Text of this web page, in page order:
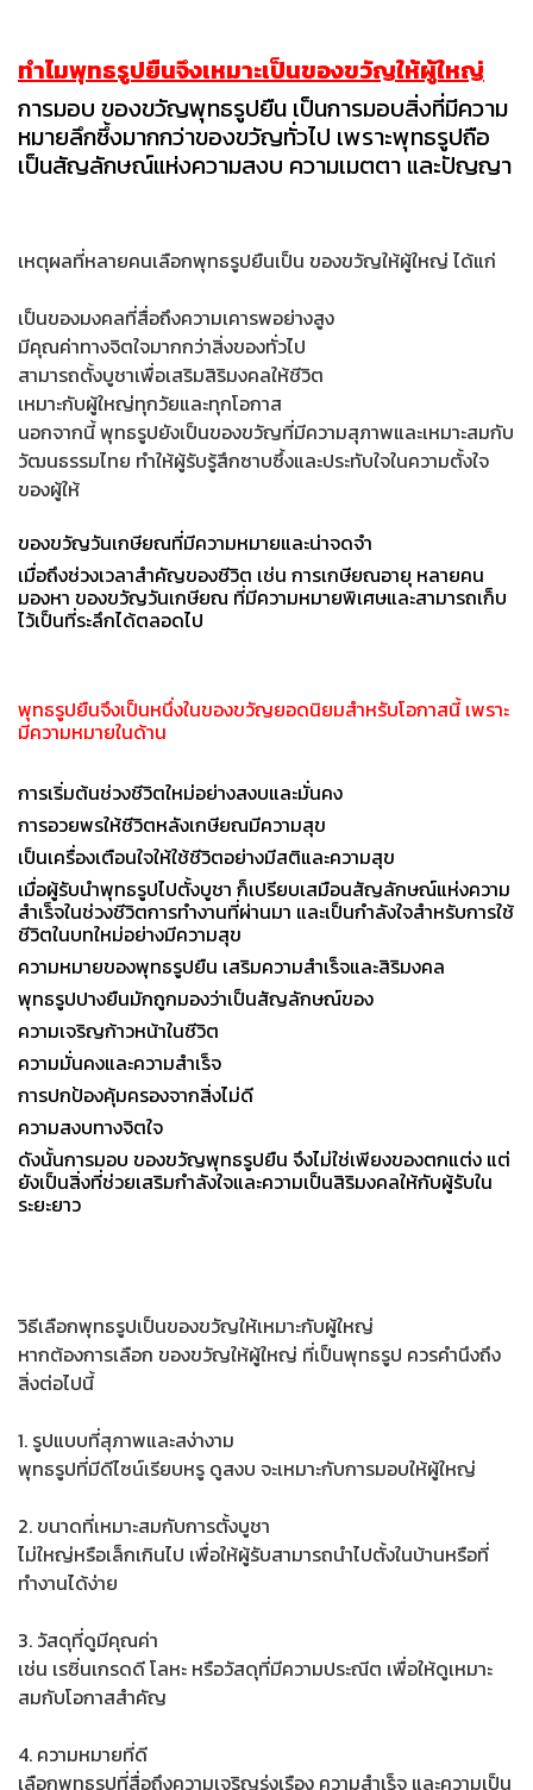
ทำไมพุทธรูปยืนจึงเหมาะเป็นของขวัญให้ผู้ใหญ่
การมอบ ของขวัญพุทธรูปยืน เป็นการมอบสิ่งที่มีความ
หมายลึกซึ้งมากกว่าของขวัญทั่วไป เพราะพุทธรูปถือ
เป็นสัญลักษณ์แห่งความสงบ ความเมตตา และปัญญา
เหตุผลที่หลายคนเลือกพุทธรูปยืนเป็น ของขวัญให้ผู้ใหญ่ ได้แก่
เป็นของมงคลที่สื่อถึงความเคารพอย่างสูง
มีคุณค่าทางจิตใจมากกว่าสิ่งของทั่วไป
สามารถตั้งบูชาเพื่อเสริมสิริมงคลให้ชีวิต
เหมาะกับผู้ใหญ่ทุกวัยและทุกโอกาส
นอกจากนี้ พุทธรูปยังเป็นของขวัญที่มีความสุภาพและเหมาะสมกับ
วัฒนธรรมไทย ทำให้ผู้รับรู้สึกซาบซึ้งและประทับใจในความตั้งใจ
ของผู้ให้
ของขวัญวันเกษียณที่มีความหมายและน่าจดจำ
เมื่อถึงช่วงเวลาสำคัญของชีวิต เช่น การเกษียณอายุ หลายคน
มองหา ของขวัญวันเกษียณ ที่มีความหมายพิเศษและสามารถเก็บ
ไว้เป็นที่ระลึกได้ตลอดไป
พุทธรูปยืนจึงเป็นหนึ่งในของขวัญยอดนิยมสำหรับโอกาสนี้ เพราะ
มีความหมายในด้าน
การเริ่มต้นช่วงชีวิตใหม่อย่างสงบและมั่นคง
การอวยพรให้ชีวิตหลังเกษียณมีความสุข
เป็นเครื่องเตือนใจให้ใช้ชีวิตอย่างมีสติและความสุข
เมื่อผู้รับนำพุทธรูปไปตั้งบูชา ก็เปรียบเสมือนสัญลักษณ์แห่งความ
สำเร็จในช่วงชีวิตการทำงานที่ผ่านมา และเป็นกำลังใจสำหรับการใช้
ชีวิตในบทใหม่อย่างมีความสุข
ความหมายของพุทธรูปยืน เสริมความสำเร็จและสิริมงคล
พุทธรูปปางยืนมักถูกมองว่าเป็นสัญลักษณ์ของ
ความเจริญก้าวหน้าในชีวิต
ความมั่นคงและความสำเร็จ
การปกป้องคุ้มครองจากสิ่งไม่ดี
ความสงบทางจิตใจ
ดังนั้นการมอบ ของขวัญพุทธรูปยืน จึงไม่ใช่เพียงของตกแต่ง แต่
ยังเป็นสิ่งที่ช่วยเสริมกำลังใจและความเป็นสิริมงคลให้กับผู้รับใน
ระยะยาว
วิธีเลือกพุทธรูปเป็นของขวัญให้เหมาะกับผู้ใหญ่
หากต้องการเลือก ของขวัญให้ผู้ใหญ่ ที่เป็นพุทธรูป ควรคำนึงถึง
สิ่งต่อไปนี้
1. รูปแบบที่สุภาพและสง่างาม
พุทธรูปที่มีดีไซน์เรียบหรู ดูสงบ จะเหมาะกับการมอบให้ผู้ใหญ่
2. ขนาดที่เหมาะสมกับการตั้งบูชา
ไม่ใหญ่หรือเล็กเกินไป เพื่อให้ผู้รับสามารถนำไปตั้งในบ้านหรือที่
ทำงานได้ง่าย
3. วัสดุที่ดูมีคุณค่า
เช่น เรซิ่นเกรดดี โลหะ หรือวัสดุที่มีความประณีต เพื่อให้ดูเหมาะ
สมกับโอกาสสำคัญ
4. ความหมายที่ดี
เลือกพุทธรูปที่สื่อถึงความเจริญรุ่งเรือง ความสำเร็จ และความเป็น